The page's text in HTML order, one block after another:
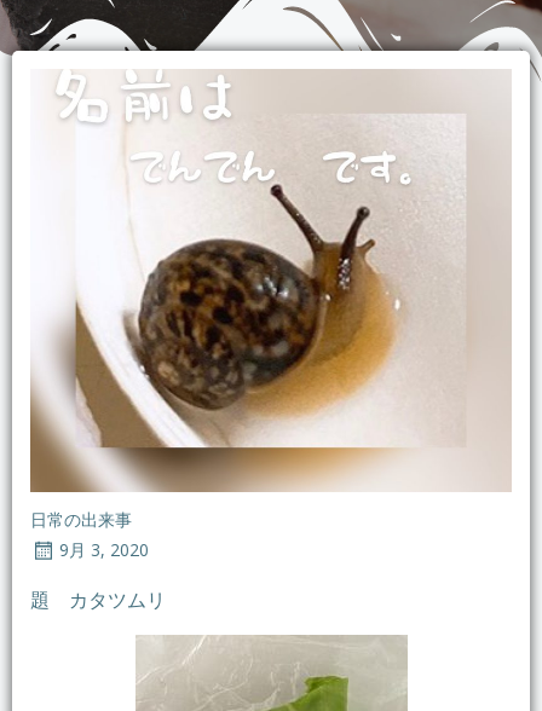
日常の出来事
9月 3, 2020
題 カタツムリ